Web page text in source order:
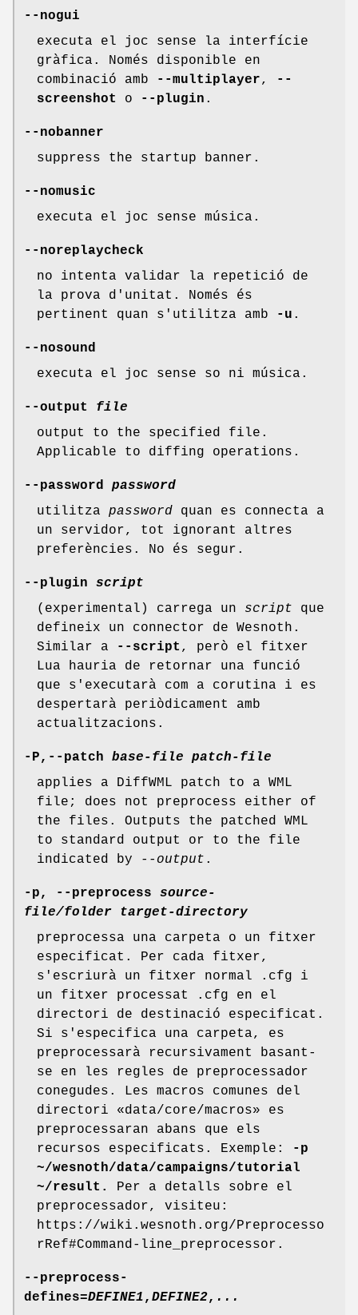
--nogui
executa el joc sense la interfície
gràfica. Només disponible en
combinació amb
--multiplayer,
--
screenshot
o --plugin .
--nobanner
suppress the startup banner.
--nomusic
executa el joc sense música.
--noreplaycheck
no intenta validar la repetició de
la prova d'unitat. Només és
pertinent quan s'utilitza amb
-u .
--nosound
executa el joc sense so ni música.
--output
file
output to the specified file.
Applicable to diffing operations.
--password password
utilitza password quan es connecta a
un servidor, tot ignorant altres
preferències. No és segur.
--plugin script
(experimental) carrega un script que
defineix un connector de Wesnoth.
Similar a
--script , però el fitxer
Lua hauria de retornar una funció
que s'executarà com a corutina i es
despertarà periòdicament amb
actualitzacions.
-P,--patch base-file
patch-file
applies a DiffWML patch to a WML
file; does not preprocess either of
the files. Outputs the patched WML
to standard output or to the file
indicated by
--output .
-p, --preprocess source-
file/folder
target-directory
preprocessa una carpeta o un fitxer
especificat. Per cada fitxer,
s'escriurà un fitxer normal .cfg i
un fitxer processat .cfg en el
directori de destinació especificat.
Si s'especifica una carpeta, es
preprocessarà recursivament basant-
se en les regles de preprocessador
conegudes. Les macros comunes del
directori «data/core/macros» es
preprocessaran abans que els
recursos especificats. Exemple:
-p
~/wesnoth/data/campaigns/tutorial
~/result.
Per a detalls sobre el
preprocessador, visiteu:
https://wiki.wesnoth.org/Preprocesso
rRef#Command-line_preprocessor.
--preprocess-
defines=DEFINE1, DEFINE2, ...